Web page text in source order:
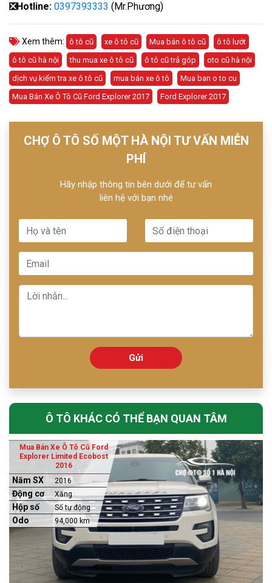
❎Hotline: 0397393333 (Mr.Phương)
Xem thêm: ô tô cũ xe ô tô cũ Mua bán ô tô cũ
ô tô lướt
ô tô cũ hà nội
thu mua xe ô tô cũ ô tô cũ trả góp
oto cũ hà nội
dịch vụ kiểm tra xe ô tô cũ
mua bán xe ô tô
Mua ban o to cu
Mua Bán Xe Ô Tô Cũ Ford Explorer 2017
Ford Explorer 2017
CHỢ Ô TÔ SỐ MỘT HÀ NỘI TƯ VẤN MIỄN
PHÍ
Hãy nhập thông tin bên dưới để tư vấn
liên hệ với bạn nhé
Gửi
Ô TÔ KHÁC CÓ THỂ BẠN QUAN TÂM
Mua Bán Xe Ô Tô Cũ Ford
Explorer Limited Ecobost
2016
Năm SX 2016
Động cơ Xăng
Hộp số Số tự động
Odo 94,000 km